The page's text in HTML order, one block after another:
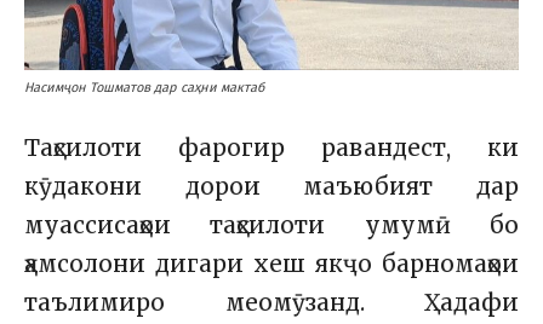
Насимҷон Тошматов дар саҳни мактаб
Таҳсилоти фарогир равандест, ки
кӯдакони дорои маъюбият дар
муассисаҳои таҳсилоти умумӣ бо
ҳамсолони дигари хеш якҷо барномаҳои
таълимиро меомӯзанд. Ҳадафи